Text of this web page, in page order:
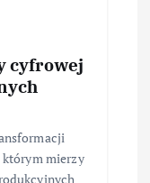
cyfrowej
mierzy